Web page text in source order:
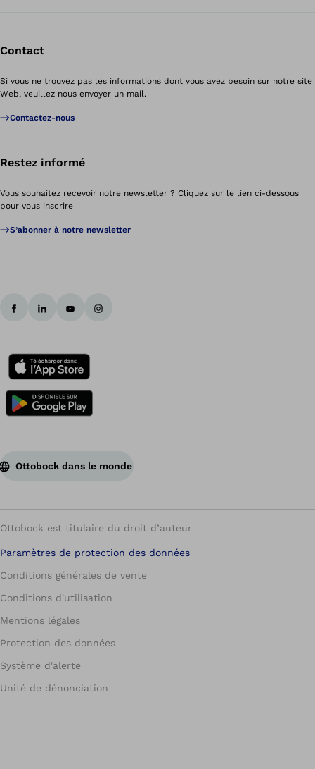
Contact
Si vous ne trouvez pas les informations dont vous avez besoin sur notre site
Web, veuillez nous envoyer un mail.
Contactez-nous
Restez informé
Vous souhaitez recevoir notre newsletter ? Cliquez sur le lien ci-dessous
pour vous inscrire
S’abonner à notre newsletter
Ottobock dans le monde
Ottobock est titulaire du droit d’auteur
Paramètres de protection des données
Conditions générales de vente
Conditions d'utilisation
Mentions légales
Protection des données
Système d'alerte
Unité de dénonciation